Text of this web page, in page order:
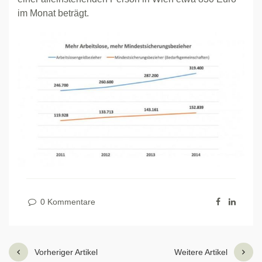
im Monat beträgt.
0 Kommentare
Vorheriger Artikel Weitere Artikel